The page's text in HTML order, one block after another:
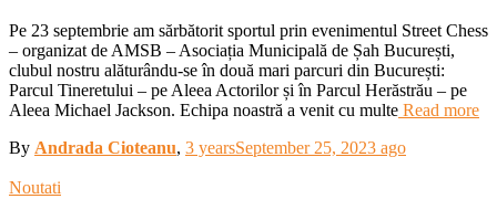
Pe 23 septembrie am sărbătorit sportul prin evenimentul Street Chess
– organizat de AMSB – Asociația Municipală de Șah București,
clubul nostru alăturându-se în două mari parcuri din București:
Parcul Tineretului – pe Aleea Actorilor și în Parcul Herăstrău – pe
Aleea Michael Jackson. Echipa noastră a venit cu multe Read more
By Andrada Cioteanu, 3 yearsSeptember 25, 2023 ago
Noutati